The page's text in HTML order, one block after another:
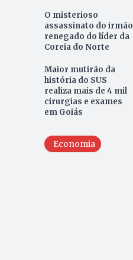
O misterioso
assassinato do irmão
renegado do líder da
Coreia do Norte
Maior mutirão da
história do SUS
realiza mais de 4 mil
cirurgias e exames
em Goiás
Economia